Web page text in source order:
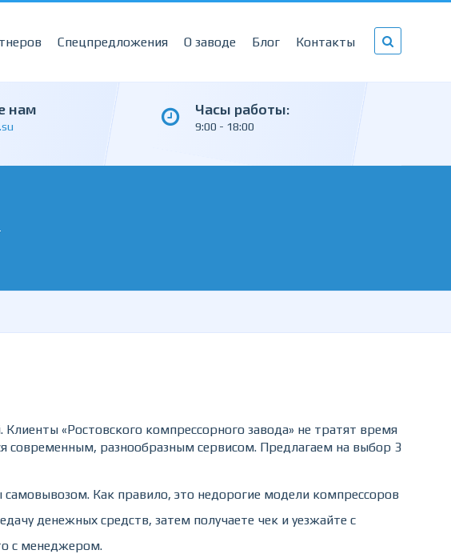
Спецпредложения О заводе Блог Контакты
нам Часы работы:
9:00 - 18:00
«Ростовского компрессорного завода» не тратят время
современным, разнообразным сервисом. Предлагаем на выбор 3
Как правило, это недорогие модели компрессоров
денежных средств, затем получаете чек и уезжайте с
с менеджером.